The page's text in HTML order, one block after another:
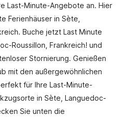
Last-Minute-Angebote an. Hier
Ferienhäuser in Sète,
Buche jetzt Last Minute
Roussillon, Frankreich! und
Stornierung. Genießen
mit den außergewöhnlichen
für Ihre Last-Minute-
in Sète, Languedoc-
Sie unten die